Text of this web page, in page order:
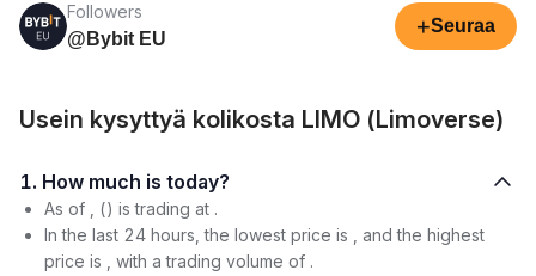
Followers
@Bybit EU
+Seuraa
Usein kysyttyä kolikosta LIMO (Limoverse)
1. How much is today?
As of , () is trading at .
In the last 24 hours, the lowest price is , and the highest
price is , with a trading volume of .